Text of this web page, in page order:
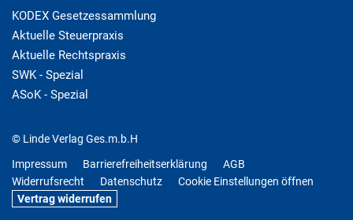
KODEX Gesetzessammlung
Aktuelle Steuerpraxis
Aktuelle Rechtspraxis
SWK - Spezial
ASoK - Spezial
© Linde Verlag Ges.m.b.H
Impressum
Barrierefreiheitserklärung
AGB
Widerrufsrecht
Datenschutz
Cookie Einstellungen öffnen
Vertrag widerrufen